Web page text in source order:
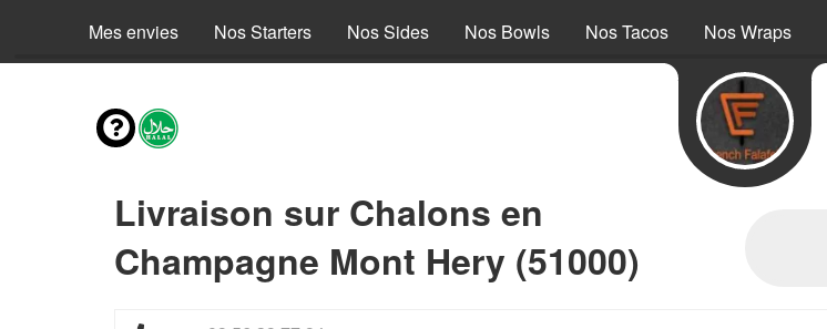
Mes envies Nos Starters Nos Sides Nos Bowls Nos Tacos Nos Wraps
Livraison sur Chalons en
Champagne Mont Hery (51000)